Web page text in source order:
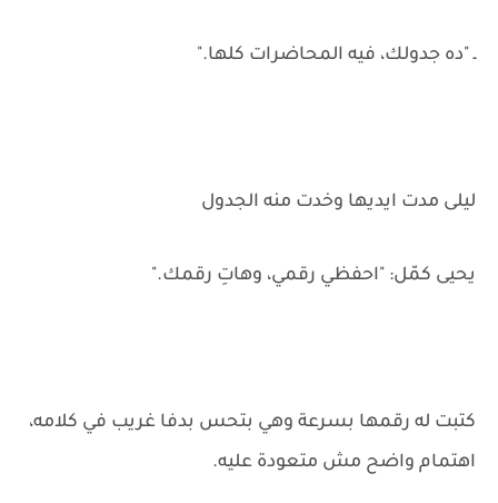
ـ "ده جدولك، فيه المحاضرات كلها."
ليلى مدت ايديها وخدت منه الجدول
يحيى كمّل: "احفظي رقمي، وهاتِ رقمك."
كتبت له رقمها بسرعة وهي بتحس بدفا غريب في كلامه،
اهتمام واضح مش متعودة عليه.